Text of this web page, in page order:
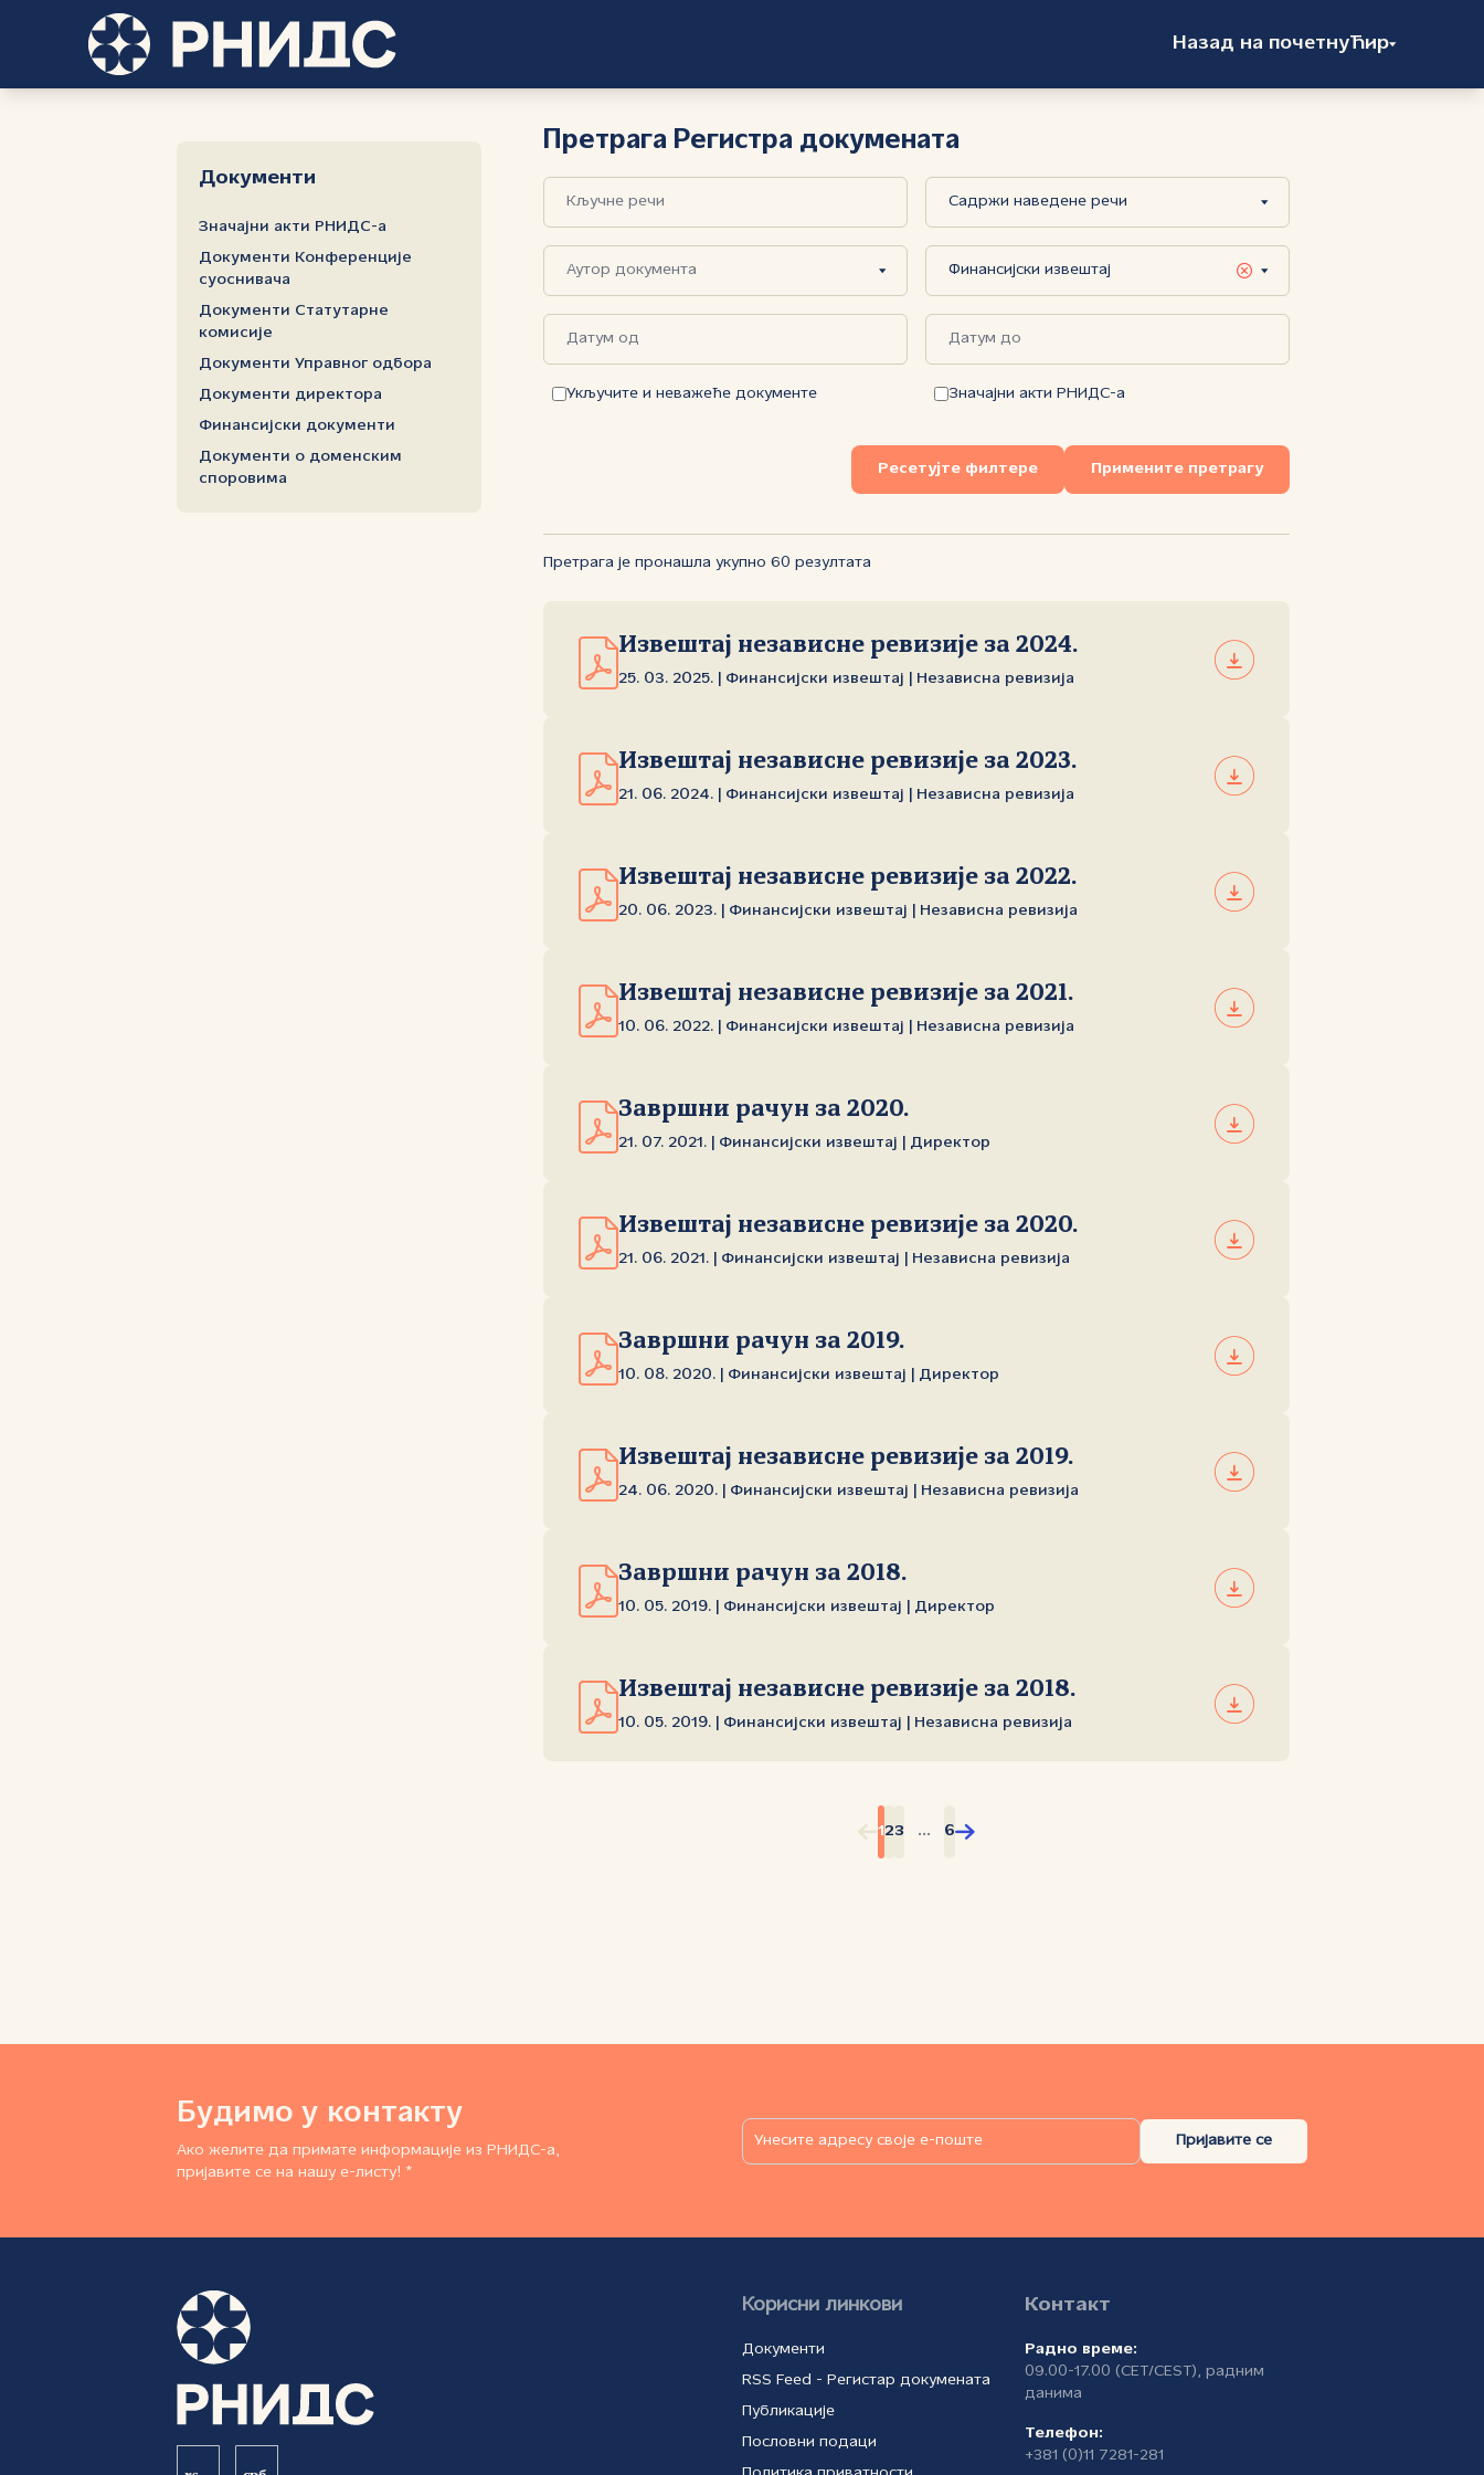
Назад на почетнуЋир
Документи
Значајни акти РНИДС-а
Документи Конференције
суоснивача
Документи Статутарне
комисије
Документи Управног одбора
Документи директора
Финансијски документи
Документи о доменским
споровима
Претрага Регистра докумената
Укључите и неважеће документе Значајни акти РНИДС-а
Примените претрагу
Ресетујте филтере
Претрага је пронашла укупно 60 резултата
Извештај независне ревизије за 2024.
25. 03. 2025. | Финансијски извештај | Независна ревизија
Извештај независне ревизије за 2023.
21. 06. 2024. | Финансијски извештај | Независна ревизија
Извештај независне ревизије за 2022.
20. 06. 2023. | Финансијски извештај | Независна ревизија
Извештај независне ревизије за 2021.
10. 06. 2022. | Финансијски извештај | Независна ревизија
Завршни рачун за 2020.
21. 07. 2021. | Финансијски извештај | Директор
Извештај независне ревизије за 2020.
21. 06. 2021. | Финансијски извештај | Независна ревизија
Завршни рачун за 2019.
10. 08. 2020. | Финансијски извештај | Директор
Извештај независне ревизије за 2019.
24. 06. 2020. | Финансијски извештај | Независна ревизија
Завршни рачун за 2018.
10. 05. 2019. | Финансијски извештај | Директор
Извештај независне ревизије за 2018.
10. 05. 2019. | Финансијски извештај | Независна ревизија
1 23 ... 6
Будимо у контакту
Ако желите да примате информације из РНИДС-а,
пријавите се на нашу е-листу! *
Пријавите се
Корисни линкови
Документи
RSS Feed - Регистар докумената
Публикације
Пословни подаци
Контакт
Радно време:
09.00-17.00 (CET/CEST), радним
данима
Телефон:
+381 (0)11 7281-281